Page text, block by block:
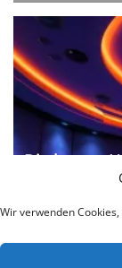
Wir verwenden
Die besten